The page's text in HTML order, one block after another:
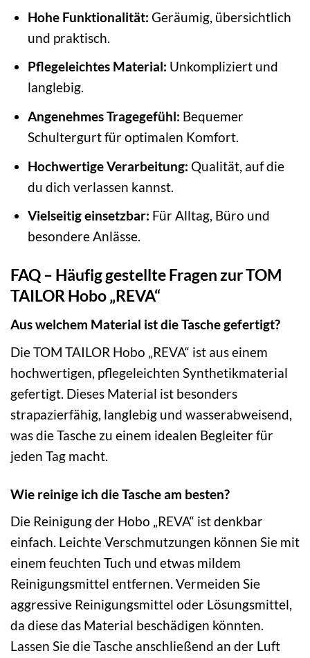
Hohe Funktionalität: Geräumig, übersichtlich
und praktisch.
Pflegeleichtes Material: Unkompliziert und
langlebig.
Angenehmes Tragegefühl: Bequemer
Schultergurt für optimalen Komfort.
Hochwertige Verarbeitung: Qualität, auf die
du dich verlassen kannst.
Vielseitig einsetzbar: Für Alltag, Büro und
besondere Anlässe.
FAQ – Häufig gestellte Fragen zur TOM
TAILOR Hobo „REVA“
Aus welchem Material ist die Tasche gefertigt?
Die TOM TAILOR Hobo „REVA“ ist aus einem
hochwertigen, pflegeleichten Synthetikmaterial
gefertigt. Dieses Material ist besonders
strapazierfähig, langlebig und wasserabweisend,
was die Tasche zu einem idealen Begleiter für
jeden Tag macht.
Wie reinige ich die Tasche am besten?
Die Reinigung der Hobo „REVA“ ist denkbar
einfach. Leichte Verschmutzungen können Sie mit
einem feuchten Tuch und etwas mildem
Reinigungsmittel entfernen. Vermeiden Sie
aggressive Reinigungsmittel oder Lösungsmittel,
da diese das Material beschädigen könnten.
Lassen Sie die Tasche anschließend an der Luft